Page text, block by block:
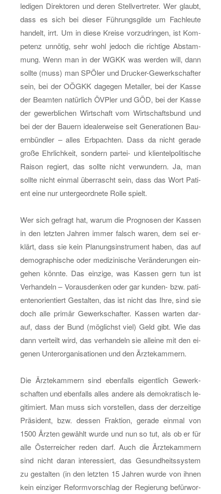
le­di­gen Di­rek­to­ren und deren Stell­ver­tre­ter. Wer glaubt,
dass es sich bei die­ser Füh­rungs­gil­de um Fach­leu­te
han­delt, irrt. Um in diese Krei­se vor­zu­drin­gen, ist Kom­
pe­tenz un­nö­tig, sehr wohl je­doch die rich­ti­ge Ab­stam­
mung. Wenn man in der WGKK was wer­den will, dann
soll­te (muss) man SPÖ­ler und Dru­cker-Ge­werk­schaf­ter
sein, bei der OÖGKK da­ge­gen Me­tal­ler, bei der Kasse
der Be­am­ten na­tür­lich ÖV­Pler und GÖD, bei der Kasse
der ge­werb­li­chen Wirt­schaft vom Wirt­schafts­bund und
bei der der Bau­ern idea­ler­wei­se seit Ge­ne­ra­tio­nen Bau­
ern­bünd­ler – alles Erb­pach­ten. Dass da nicht ge­ra­de
große Ehr­lich­keit, son­dern par­tei- und kli­en­tel­po­li­ti­sche
Rai­son re­giert, das soll­te nicht ver­wun­dern. Ja, man
soll­te nicht ein­mal über­rascht sein, dass das Wort Pa­ti­
ent eine nur un­ter­ge­ord­ne­te Rolle spielt.
Wer sich ge­fragt hat, warum die Pro­gno­sen der Kas­sen
in den letz­ten Jah­ren immer falsch waren, dem sei er­
klärt, dass sie kein Pla­nungs­in­stru­ment haben, das auf
de­mo­gra­phi­sche oder me­di­zi­ni­sche Ver­än­de­run­gen ein­
ge­hen könn­te. Das ein­zi­ge, was Kas­sen gern tun ist
Ver­han­deln – Vor­aus­den­ken oder gar kun­den- bzw. pa­ti­
en­ten­ori­en­tiert Ge­stal­ten, das ist nicht das Ihre, sind sie
doch alle pri­mär Ge­werk­schaf­ter. Kas­sen war­ten dar­
auf, dass der Bund (mög­lichst viel) Geld gibt. Wie das
dann ver­teilt wird, das ver­han­deln sie al­lei­ne mit den ei­
ge­nen Un­ter­or­ga­ni­sa­tio­nen und den Ärz­te­kam­mern.
Die Ärz­te­kam­mern sind eben­falls ei­gent­lich Ge­werk­
schaf­ten und eben­falls alles an­de­re als de­mo­kra­tisch le­
gi­ti­miert. Man muss sich vor­stel­len, dass der der­zei­ti­ge
Prä­si­dent, bzw. des­sen Frak­ti­on, ge­ra­de ein­mal von
1500 Ärz­ten ge­wählt wurde und nun so tut, als ob er für
alle Ös­ter­rei­cher reden darf. Auch die Ärz­te­kam­mern
sind nicht daran in­ter­es­siert, das Ge­sund­heits­sys­tem
zu ge­stal­ten (in den letz­ten 15 Jah­ren wurde von ihnen
kein ein­zi­ger Re­form­vor­schlag der Re­gie­rung be­für­wor­